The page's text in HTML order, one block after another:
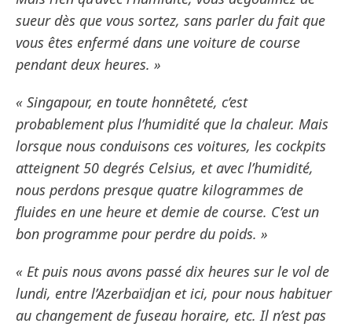
sueur dès que vous sortez, sans parler du fait que
vous êtes enfermé dans une voiture de course
pendant deux heures. »
« Singapour, en toute honnêteté, c’est
probablement plus l’humidité que la chaleur. Mais
lorsque nous conduisons ces voitures, les cockpits
atteignent 50 degrés Celsius, et avec l’humidité,
nous perdons presque quatre kilogrammes de
fluides en une heure et demie de course. C’est un
bon programme pour perdre du poids. »
« Et puis nous avons passé dix heures sur le vol de
lundi, entre l’Azerbaïdjan et ici, pour nous habituer
au changement de fuseau horaire, etc. Il n’est pas